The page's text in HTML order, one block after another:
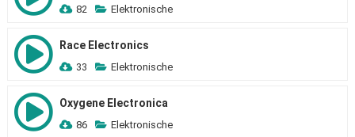
82 Elektronische
Race Electronics
33 Elektronische
Oxygene Electronica
86 Elektronische